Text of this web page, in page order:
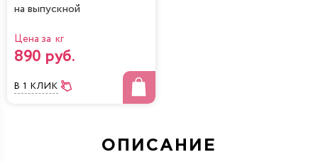
на выпускной
Цена за кг
890 руб.
В 1 КЛИК
ОПИСАНИЕ